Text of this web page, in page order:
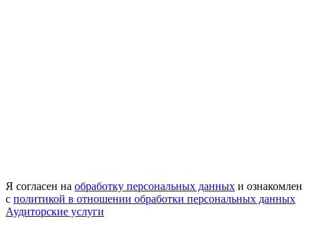
Я согласен на обработку персональных данных и ознакомлен
с политикой в отношении обработки персональных данных
Аудиторские услуги